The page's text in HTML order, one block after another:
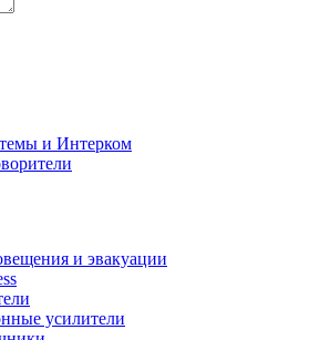
и Интерком
и эвакуации
усилители